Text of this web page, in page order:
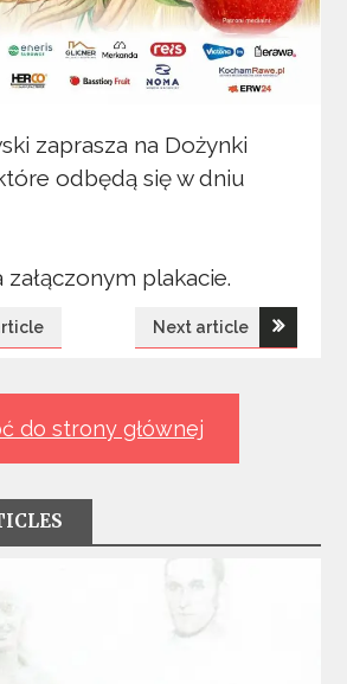
zaprasza na Dożynki
odbędą się w dniu
załączonym plakacie.
Next article
do strony głównej